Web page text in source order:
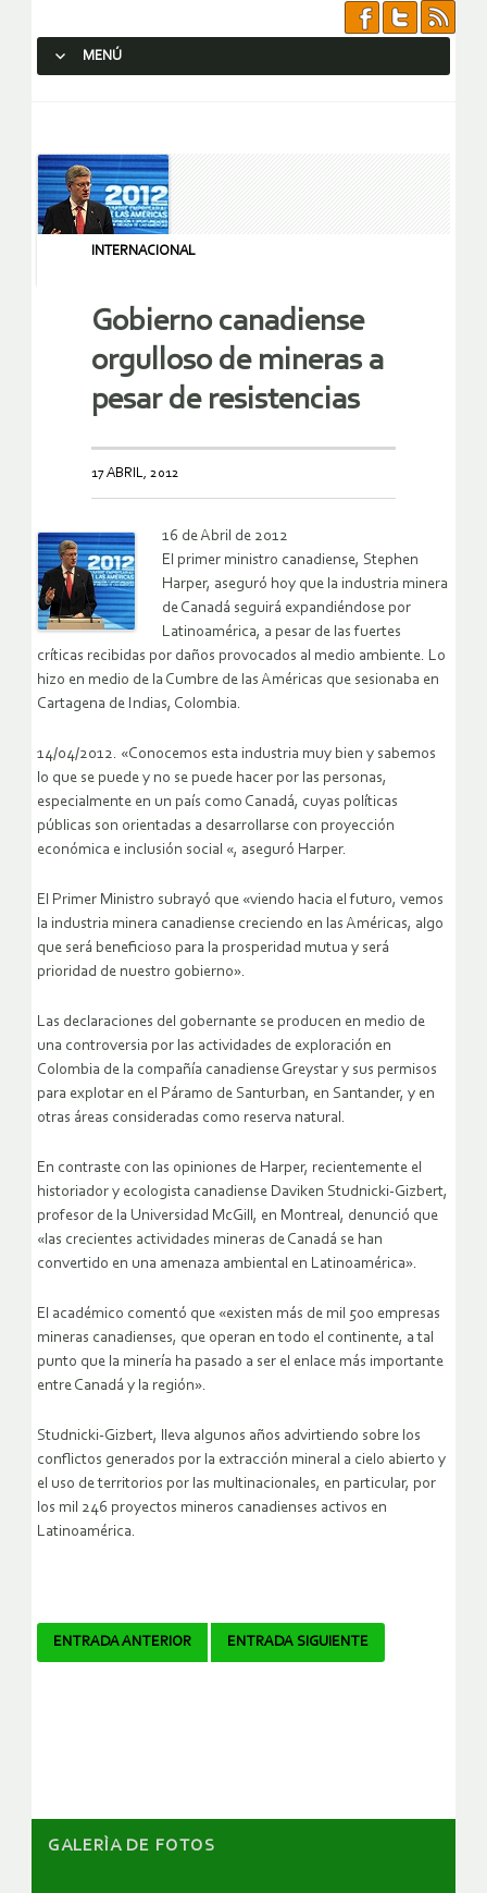
MENÚ
INTERNACIONAL
Gobierno canadiense
orgulloso de mineras a
pesar de resistencias
17 ABRIL, 2012
16 de Abril de 2012
El primer ministro canadiense, Stephen
Harper, aseguró hoy que la industria minera
de Canadá seguirá expandiéndose por
Latinoamérica, a pesar de las fuertes
críticas recibidas por daños provocados al medio ambiente. Lo
hizo en medio de la Cumbre de las Américas que sesionaba en
Cartagena de Indias, Colombia.
14/04/2012. «Conocemos esta industria muy bien y sabemos
lo que se puede y no se puede hacer por las personas,
especialmente en un país como Canadá, cuyas políticas
públicas son orientadas a desarrollarse con proyección
económica e inclusión social «, aseguró Harper.
El Primer Ministro subrayó que «viendo hacia el futuro, vemos
la industria minera canadiense creciendo en las Américas, algo
que será beneficioso para la prosperidad mutua y será
prioridad de nuestro gobierno».
Las declaraciones del gobernante se producen en medio de
una controversia por las actividades de exploración en
Colombia de la compañía canadiense Greystar y sus permisos
para explotar en el Páramo de Santurban, en Santander, y en
otras áreas consideradas como reserva natural.
En contraste con las opiniones de Harper, recientemente el
historiador y ecologista canadiense Daviken Studnicki-Gizbert,
profesor de la Universidad McGill, en Montreal, denunció que
«las crecientes actividades mineras de Canadá se han
convertido en una amenaza ambiental en Latinoamérica».
El académico comentó que «existen más de mil 500 empresas
mineras canadienses, que operan en todo el continente, a tal
punto que la minería ha pasado a ser el enlace más importante
entre Canadá y la región».
Studnicki-Gizbert, lleva algunos años advirtiendo sobre los
conflictos generados por la extracción mineral a cielo abierto y
el uso de territorios por las multinacionales, en particular, por
los mil 246 proyectos mineros canadienses activos en
Latinoamérica.
Navegador
ENTRADA ANTERIOR ENTRADA SIGUIENTE
GALERÌA DE FOTOS